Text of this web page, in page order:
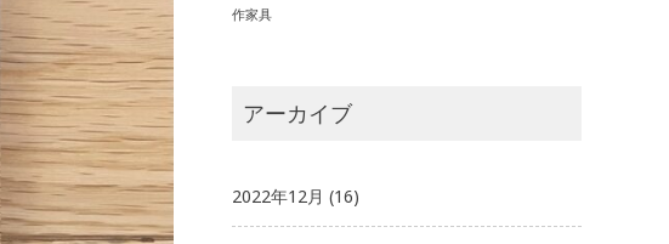
作家具
アーカイブ
2022年12月 (16)